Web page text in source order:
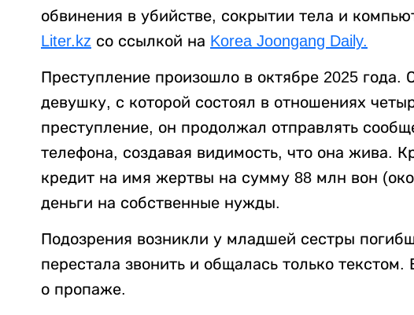
обвинения в убийстве, сокрытии тела и
Liter.kz со ссылкой на Korea Joongang Daily.
Преступление произошло в октябре 2025
девушку, с которой состоял в отношениях
преступление, он продолжал отправлять
телефона, создавая видимость, что она жива.
кредит на имя жертвы на сумму 88 млн вон
деньги на собственные нужды.
Подозрения возникли у младшей сестры
перестала звонить и общалась только
о пропаже.